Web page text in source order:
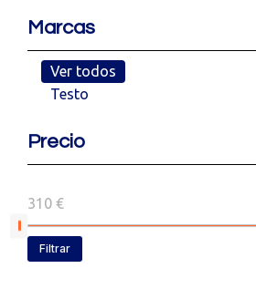
Marcas
Ver todos
Testo
Precio
310 €
Filtrar